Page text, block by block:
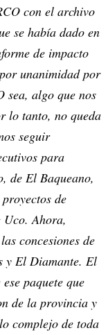
con el archivo
se había dado en
de impacto
unanimidad por
sea, algo que nos
lo tanto, no queda
seguir
para
de El Baqueano,
de
Uco. Ahora,
concesiones de
y El Diamante. El
paquete que
de la provincia y
complejo de toda